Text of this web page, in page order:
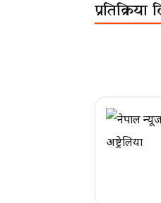
प्रतिक्रिया